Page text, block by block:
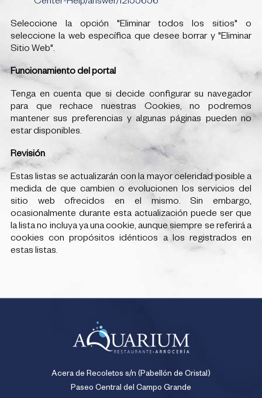
Center-Help/answer/12155656
Seleccione la opción "Eliminar todos los sitios" o
seleccione la web específica que desee borrar y "Eliminar
Sitio Web".
Funcionamiento del portal
Tenga en cuenta que si decide configurar su navegador
para que rechace nuestras Cookies, no podremos
mantener sus preferencias y algunas páginas pueden no
estar disponibles.
Revisión
Estas listas se actualizarán con la mayor celeridad posible a
medida de que cambien o evolucionen los servicios del
sitio web ofrecidos en el mismo. Sin embargo,
ocasionalmente durante esta actualización puede ser que
la lista no incluya ya una cookie, aunque siempre se referirá a
cookies con propósitos idénticos a los registrados en
estas listas.
Acera de Recoletos s/n (Pabellón de Cristal)
Paseo Central del Campo Grande